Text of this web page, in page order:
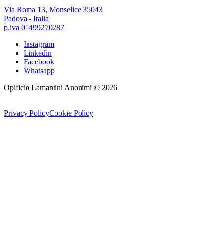
Via Roma 13, Monselice 35043
Padova - Italia
p.iva 05499270287
Instagram
Linkedin
Facebook
Whatsapp
Opificio Lamantini Anonimi © 2026
Privacy PolicyCookie Policy